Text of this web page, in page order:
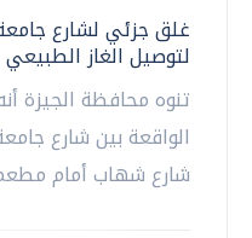
لتوصيل الغاز الطبيعي
تنوه محافظة الجيزة
الواقعة بين شارع
شارع شهاب أمام